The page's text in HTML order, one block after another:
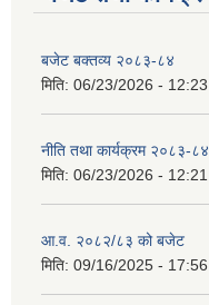
बजेट बक्तव्य २०८३-८४
मिति: 06/23/2026 - 12:23
नीति तथा कार्यक्रम २०८३-८४
मिति: 06/23/2026 - 12:21
आ.व. २०८२/८३ को बजेट
मिति: 09/16/2025 - 17:56